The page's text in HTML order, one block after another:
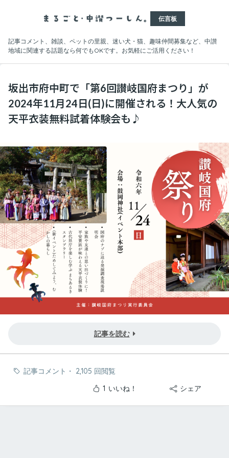
伝言板
記事コメント、雑談、ペットの里親、迷い犬・猫、趣味仲間募集など、中讃
地域に関連する話題なら何でもOKです。お気軽にご活用ください！
坂出市府中町で「第6回讃岐国府まつり」が
2024年11月24日(日)に開催される！大人気の
天平衣装無料試着体験会も♪
記事を読む
記事コメント ・ 2,105 回閲覧
シェア
1 いいね！